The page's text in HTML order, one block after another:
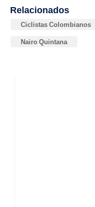
Relacionados
Ciclistas Colombianos
Nairo Quintana